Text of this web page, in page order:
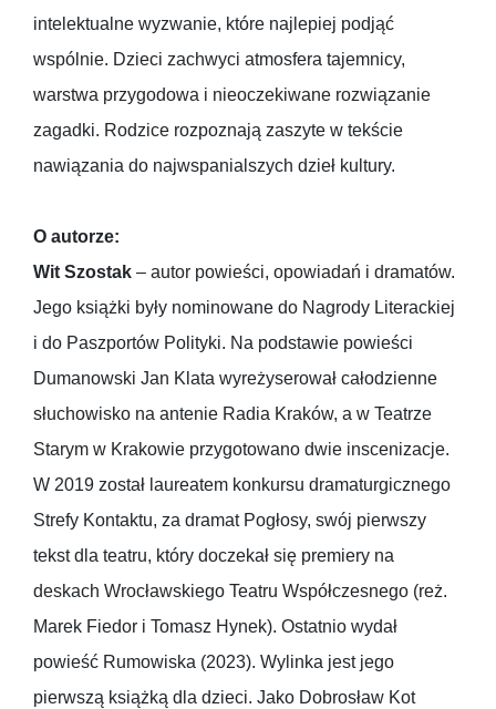
intelektualne wyzwanie, które najlepiej podjąć
wspólnie. Dzieci zachwyci atmosfera tajemnicy,
warstwa przygodowa i nieoczekiwane rozwiązanie
zagadki. Rodzice rozpoznają zaszyte w tekście
nawiązania do najwspanialszych dzieł kultury.
O autorze:
Wit Szostak – autor powieści, opowiadań i dramatów.
Jego książki były nominowane do Nagrody Literackiej
i do Paszportów Polityki. Na podstawie powieści
Dumanowski Jan Klata wyreżyserował całodzienne
słuchowisko na antenie Radia Kraków, a w Teatrze
Starym w Krakowie przygotowano dwie inscenizacje.
W 2019 został laureatem konkursu dramaturgicznego
Strefy Kontaktu, za dramat Pogłosy, swój pierwszy
tekst dla teatru, który doczekał się premiery na
deskach Wrocławskiego Teatru Współczesnego (reż.
Marek Fiedor i Tomasz Hynek). Ostatnio wydał
powieść Rumowiska (2023). Wylinka jest jego
pierwszą książką dla dzieci. Jako Dobrosław Kot